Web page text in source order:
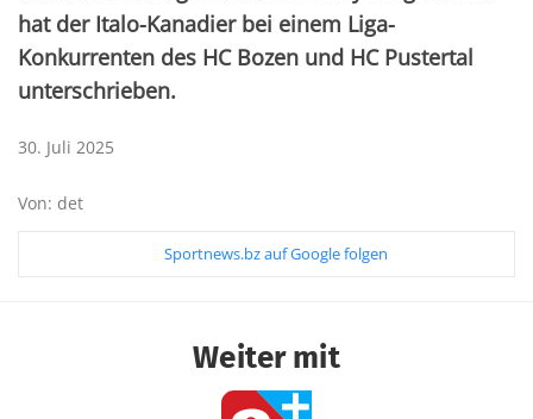
hat der Italo-Kanadier bei einem Liga-
Konkurrenten des HC Bozen und HC Pustertal
unterschrieben.
30. Juli 2025
Von: det
Sportnews.bz auf Google folgen